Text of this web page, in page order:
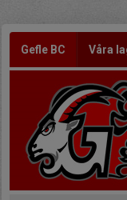
Gefle BC Våra